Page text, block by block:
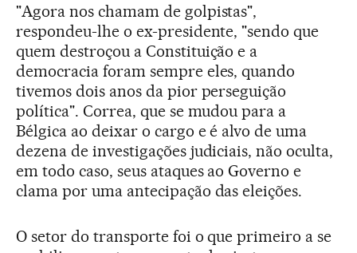
"Agora nos chamam de golpistas",
respondeu-lhe o ex-presidente, "sendo que
quem destroçou a Constituição e a
democracia foram sempre eles, quando
tivemos dois anos da pior perseguição
política". Correa, que se mudou para a
Bélgica ao deixar o cargo e é alvo de uma
dezena de investigações judiciais, não oculta,
em todo caso, seus ataques ao Governo e
clama por uma antecipação das eleições.
O setor do transporte foi o que primeiro a se